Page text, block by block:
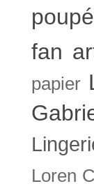
fan
papier
Loren